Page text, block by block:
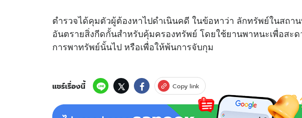
ตำรวจได้คุมตัวผู้ต้องหาไปดำเนินคดี ในข้อหาว่า ลักทรัพย์ในสถา
อันตรายสิ่งกีดกั้นสำหรับคุ้มครองทรัพย์ โดยใช้ยานพาหนะเพื่อสะ
การพาทรัพย์นั้นไป หรือเพื่อให้พ้นการจับกุม
แชร์เรื่องนี้ Copy link